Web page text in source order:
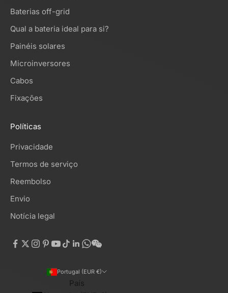
Baterias off-grid
Qual a bateria ideal para si?
Painéis solares
Microinversores
Cabos
Fixações
Políticas
Privacidade
Termos de serviço
Reembolso
Envio
Notícia legal
Portugal (EUR €)
País